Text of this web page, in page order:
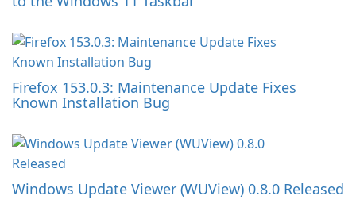
Firefox 153.0.3: Maintenance Update Fixes
Known Installation Bug
Windows Update Viewer (WUView) 0.8.0 Released